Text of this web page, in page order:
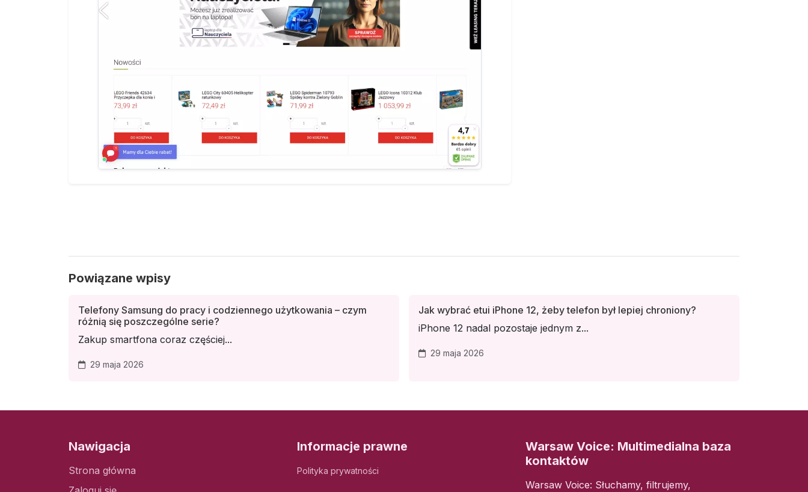
Powiązane wpisy
Telefony Samsung do pracy i codziennego użytkowania – czym
różnią się poszczególne serie?
Zakup smartfona coraz częściej...
29 maja 2026
Jak wybrać etui iPhone 12, żeby telefon był lepiej chroniony?
iPhone 12 nadal pozostaje jednym z...
29 maja 2026
Nawigacja
Strona główna
Informacje prawne
Polityka prywatności
Warsaw Voice: Multimedialna baza
kontaktów
Warsaw Voice: Słuchamy, filtrujemy,